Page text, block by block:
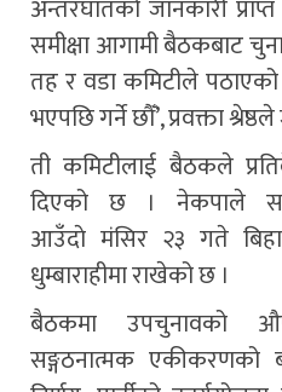
अन्तरघातको जानकारी
समीक्षा आगामी बैठकबाट
तह र वडा कमिटीले पठाएको
भएपछि गर्ने छौँ’, प्रवक्ता
ती कमिटीलाई बैठकले
दिएको छ । नेकपाले
आउँदाे मंसिर २३ गते
धुम्बाराहीमा राखेको छ ।
बैठकमा उपचुनावको
सङ्गठनात्मक